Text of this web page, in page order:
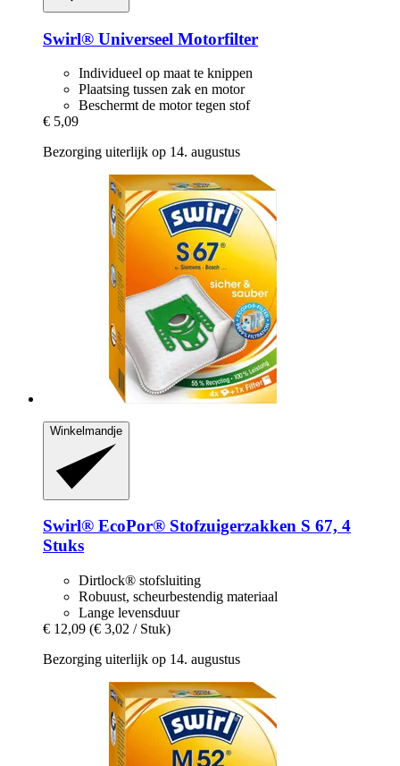
Swirl® Universeel Motorfilter
Individueel op maat te knippen
Plaatsing tussen zak en motor
Beschermt de motor tegen stof
€ 5,09
Bezorging uiterlijk op 14. augustus
Winkelmandje
Swirl® EcoPor® Stofzuigerzakken S 67, 4
Stuks
Dirtlock® stofsluiting
Robuust, scheurbestendig materiaal
Lange levensduur
€ 12,09 (€ 3,02 / Stuk)
Bezorging uiterlijk op 14. augustus